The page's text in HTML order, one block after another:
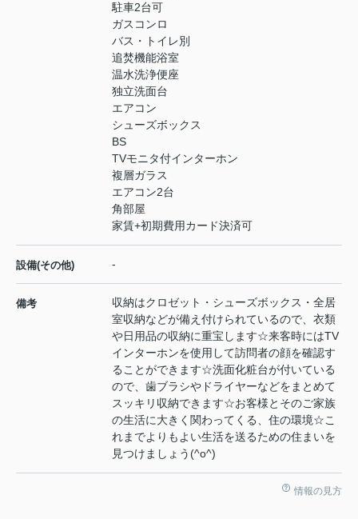
駐車2台可
ガスコンロ
バス・トイレ別
追焚機能浴室
温水洗浄便座
独立洗面台
エアコン
シューズボックス
BS
TVモニタ付インターホン
複層ガラス
エアコン2台
角部屋
家賃+初期費用カード決済可
設備(その他) -
備考
収納はクロゼット・シューズボックス・全居
室収納などが備え付けられているので、衣類
や日用品の収納に重宝します☆来客時にはTV
インターホンを使用して訪問者の顔を確認す
ることができます☆洗面化粧台が付いている
ので、歯ブラシやドライヤーなどをまとめて
スッキリ収納できます☆お客様とそのご家族
の生活に大きく関わってくる、住の環境☆こ
れまでよりもよい生活を送るための住まいを
見つけましょう(^o^)
情報の見方